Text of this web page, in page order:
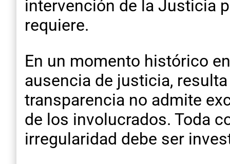
intervención de la Justicia
requiere.
En un momento histórico
ausencia de justicia,
transparencia no admite
de los involucrados. Toda
irregularidad debe ser